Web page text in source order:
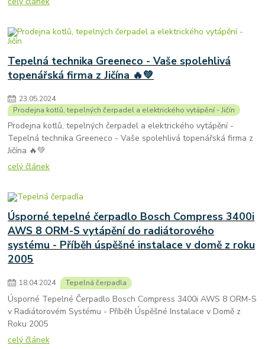
Tepelná technika Greeneco - Vaše spolehlivá
topenářská firma z Jičína 🔥💚
23.05.2024
Prodejna kotlů, tepelných čerpadel a elektrického vytápění - Jičín
Prodejna kotlů, tepelných čerpadel a elektrického vytápění -
Tepelná technika Greeneco - Vaše spolehlivá topenářská firma z
Jičína 🔥💚
celý článek
Úsporné tepelné čerpadlo Bosch Compress 3400i
AWS 8 ORM-S vytápění do radiátorového
systému - Příběh úspěšné instalace v domě z roku
2005
18.04.2024 Tepelná čerpadla
Úsporné Tepelné Čerpadlo Bosch Compress 3400i AWS 8 ORM-S
v Radiátorovém Systému - Příběh Úspěšné Instalace v Domě z
Roku 2005
celý článek